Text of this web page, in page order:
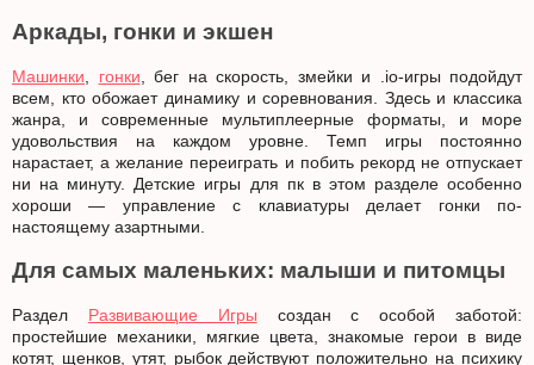
Аркады, гонки и экшен
Машинки, гонки, бег на скорость, змейки и .io-игры подойдут
всем, кто обожает динамику и соревнования. Здесь и классика
жанра, и современные мультиплеерные форматы, и море
удовольствия на каждом уровне. Темп игры постоянно
нарастает, а желание переиграть и побить рекорд не отпускает
ни на минуту. Детские игры для пк в этом разделе особенно
хороши — управление с клавиатуры делает гонки по-
настоящему азартными.
Для самых маленьких: малыши и питомцы
Раздел Развивающие Игры создан с особой заботой:
простейшие механики, мягкие цвета, знакомые герои в виде
котят, щенков, утят, рыбок действуют положительно на психику